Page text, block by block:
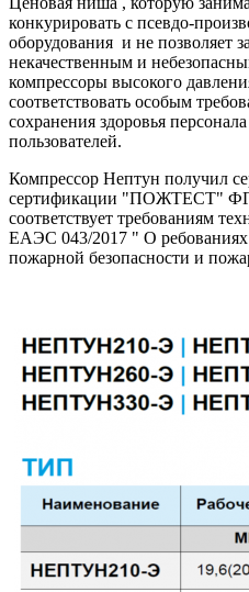
конкурировать с псевдо-
оборудования и не позволяет
некачественным и
компрессоры высокого
соответствовать особым
сохранения здоровья
пользователей.
Компрессор Нептун получил
сертификации "ПОЖТЕСТ"
соответствует требованиям
ЕАЭС 043/2017 " О ребованиях
пожарной безопасности и